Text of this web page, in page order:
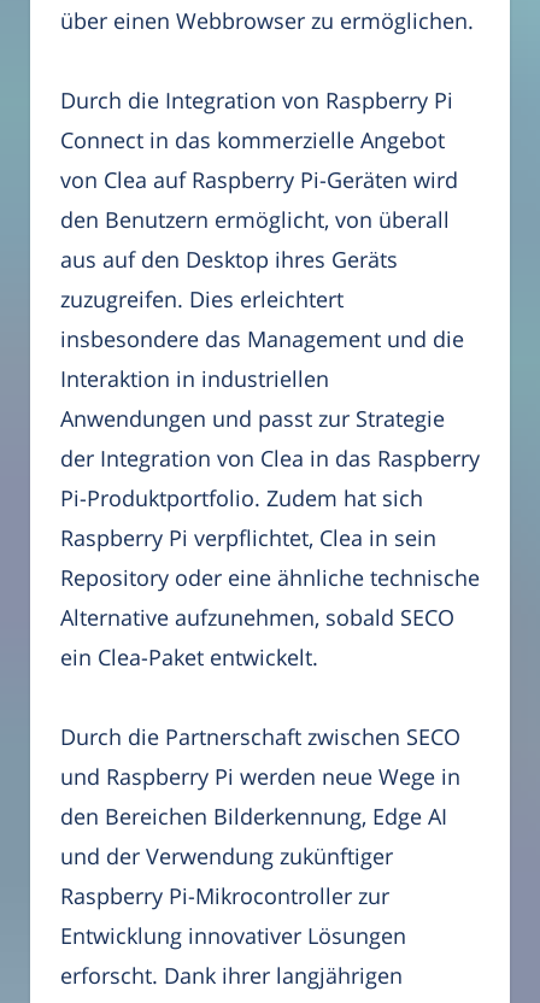
über einen Webbrowser zu ermöglichen.
Durch die Integration von Raspberry Pi
Connect in das kommerzielle Angebot
von Clea auf Raspberry Pi-Geräten wird
den Benutzern ermöglicht, von überall
aus auf den Desktop ihres Geräts
zuzugreifen. Dies erleichtert
insbesondere das Management und die
Interaktion in industriellen
Anwendungen und passt zur Strategie
der Integration von Clea in das Raspberry
Pi-Produktportfolio. Zudem hat sich
Raspberry Pi verpflichtet, Clea in sein
Repository oder eine ähnliche technische
Alternative aufzunehmen, sobald SECO
ein Clea-Paket entwickelt.
Durch die Partnerschaft zwischen SECO
und Raspberry Pi werden neue Wege in
den Bereichen Bilderkennung, Edge AI
und der Verwendung zukünftiger
Raspberry Pi-Mikrocontroller zur
Entwicklung innovativer Lösungen
erforscht. Dank ihrer langjährigen